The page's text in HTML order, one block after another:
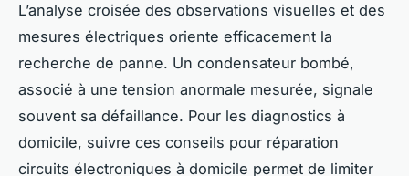
L’analyse croisée des observations visuelles et des
mesures électriques oriente efficacement la
recherche de panne. Un condensateur bombé,
associé à une tension anormale mesurée, signale
souvent sa défaillance. Pour les diagnostics à
domicile, suivre ces conseils pour réparation
circuits électroniques à domicile permet de limiter